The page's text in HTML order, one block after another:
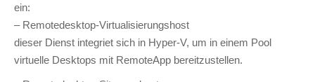
ein:
– Remotedesktop-Virtualisierungshost
dieser Dienst integriet sich in Hyper-V, um in einem Pool
virtuelle Desktops mit RemoteApp bereitzustellen.